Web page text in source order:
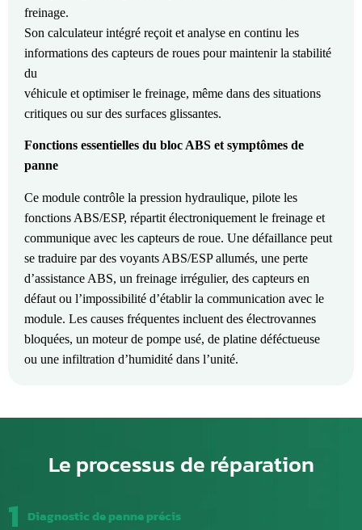
freinage.
Son calculateur intégré reçoit et analyse en continu les
informations des capteurs de roues pour maintenir la stabilité
du
véhicule et optimiser le freinage, même dans des situations
critiques ou sur des surfaces glissantes.
Fonctions essentielles du bloc ABS et symptômes de
panne
Ce module contrôle la pression hydraulique, pilote les
fonctions ABS/ESP, répartit électroniquement le freinage et
communique avec les capteurs de roue. Une défaillance peut
se traduire par des voyants ABS/ESP allumés, une perte
d’assistance ABS, un freinage irrégulier, des capteurs en
défaut ou l’impossibilité d’établir la communication avec le
module. Les causes fréquentes incluent des électrovannes
bloquées, un moteur de pompe usé, de platine déféctueuse
ou une infiltration d’humidité dans l’unité.
Le processus de réparation
1 Diagnostic de panne précis